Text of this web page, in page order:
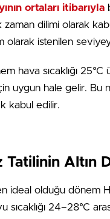
ortaları itibarıyla
zaman dilimi olarak
olarak istenilen
hava sıcaklığı
uygun hale gelir. Bu
kabul edilir.
Tatilinin Altın
ideal olduğu dönem
sıcaklığı 24–28°C